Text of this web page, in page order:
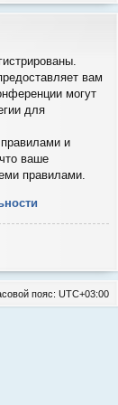
вам
могут
для
и
ваше
правилами.
пояс: UTC+03:00